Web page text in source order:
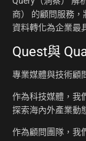
商） 的顧問服務
資料轉化為企業最
Quest與
專業媒體與技術顧
作為科技媒體，我
探索海內外產業動
作為顧問團隊，我